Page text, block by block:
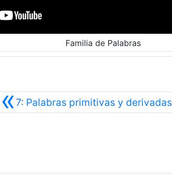
Familia de Palabras
«7: Palabras primitivas y derivadas